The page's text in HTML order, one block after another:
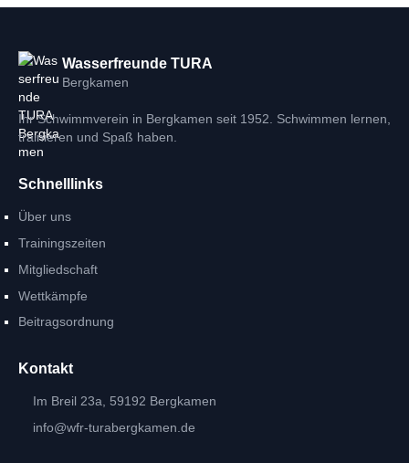
Wasserfreunde TURA
Bergkamen
Ihr Schwimmverein in Bergkamen seit 1952. Schwimmen lernen,
trainieren und Spaß haben.
Schnelllinks
Über uns
Trainingszeiten
Mitgliedschaft
Wettkämpfe
Beitragsordnung
Kontakt
Im Breil 23a, 59192 Bergkamen
info@wfr-turabergkamen.de